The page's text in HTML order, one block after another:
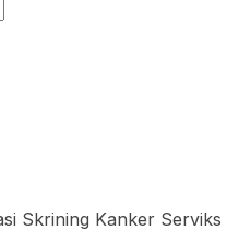
Skrining Kanker Serviks